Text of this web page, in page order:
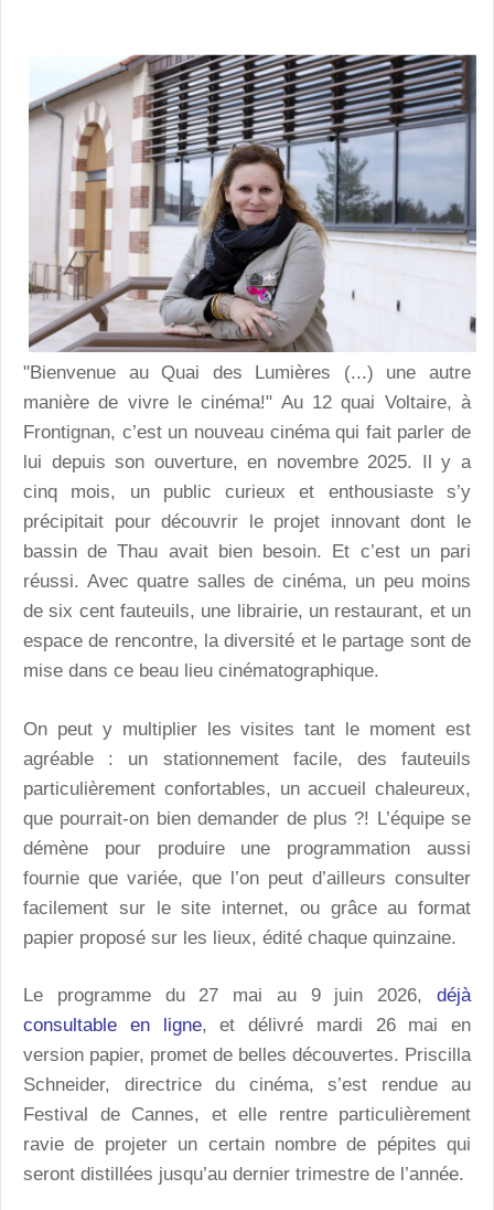
"Bienvenue au Quai des Lumières (...) une autre
manière de vivre le cinéma!" Au 12 quai Voltaire, à
Frontignan, c’est un nouveau cinéma qui fait parler de
lui depuis son ouverture, en novembre 2025. Il y a
cinq mois, un public curieux et enthousiaste s’y
précipitait pour découvrir le projet innovant dont le
bassin de Thau avait bien besoin. Et c’est un pari
réussi. Avec quatre salles de cinéma, un peu moins
de six cent fauteuils, une librairie, un restaurant, et un
espace de rencontre, la diversité et le partage sont de
mise dans ce beau lieu cinématographique.
On peut y multiplier les visites tant le moment est
agréable : un stationnement facile, des fauteuils
particulièrement confortables, un accueil chaleureux,
que pourrait-on bien demander de plus ?! L’équipe se
démène pour produire une programmation aussi
fournie que variée, que l’on peut d’ailleurs consulter
facilement sur le site internet, ou grâce au format
papier proposé sur les lieux, édité chaque quinzaine.
Le programme du 27 mai au 9 juin 2026, déjà
consultable en ligne, et délivré mardi 26 mai en
version papier, promet de belles découvertes. Priscilla
Schneider, directrice du cinéma, s’est rendue au
Festival de Cannes, et elle rentre particulièrement
ravie de projeter un certain nombre de pépites qui
seront distillées jusqu’au dernier trimestre de l’année.